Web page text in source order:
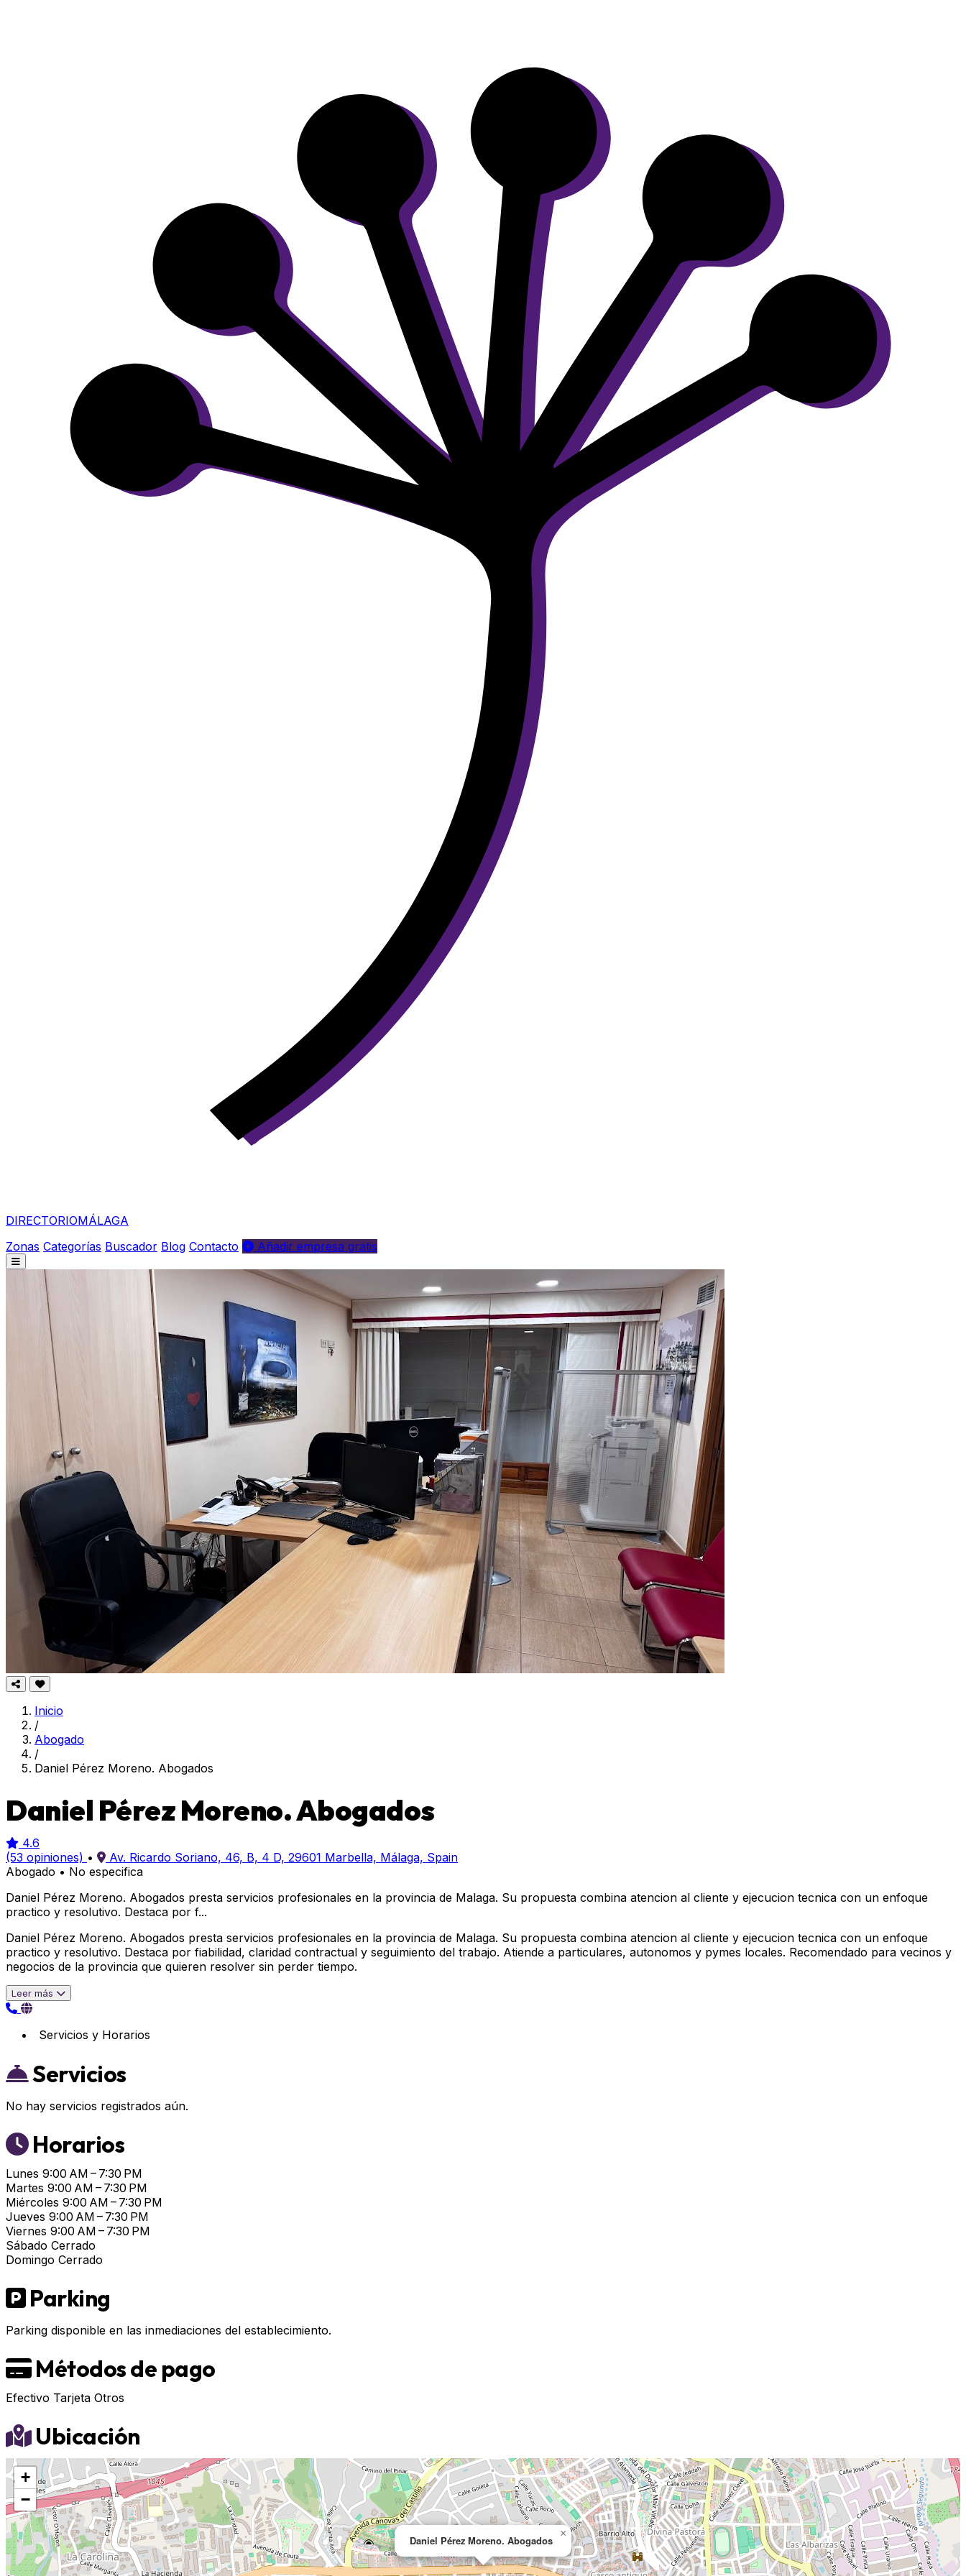
DIRECTORIOMÁLAGA
Zonas Categorías Buscador Blog Contacto Añadir empresa gratis
Inicio
/
Abogado
/
Daniel Pérez Moreno. Abogados
Daniel Pérez Moreno. Abogados
4.6
(53 opiniones) •
Av. Ricardo Soriano, 46, B, 4 D, 29601 Marbella, Málaga, Spain
Abogado • No especifica
Daniel Pérez Moreno. Abogados presta servicios profesionales en la provincia de Malaga. Su propuesta combina atencion al cliente y ejecucion tecnica con un enfoque
practico y resolutivo. Destaca por f...
Daniel Pérez Moreno. Abogados presta servicios profesionales en la provincia de Malaga. Su propuesta combina atencion al cliente y ejecucion tecnica con un enfoque
practico y resolutivo. Destaca por fiabilidad, claridad contractual y seguimiento del trabajo. Atiende a particulares, autonomos y pymes locales. Recomendado para vecinos y
negocios de la provincia que quieren resolver sin perder tiempo.
Leer más
Servicios y Horarios
Servicios
No hay servicios registrados aún.
Horarios
Lunes 9:00 AM – 7:30 PM
Martes 9:00 AM – 7:30 PM
Miércoles 9:00 AM – 7:30 PM
Jueves 9:00 AM – 7:30 PM
Viernes 9:00 AM – 7:30 PM
Sábado Cerrado
Domingo Cerrado
Parking
Parking disponible en las inmediaciones del establecimiento.
Métodos de pago
Efectivo Tarjeta Otros
Ubicación
Daniel Pérez Moreno. Abogados
×
+
−